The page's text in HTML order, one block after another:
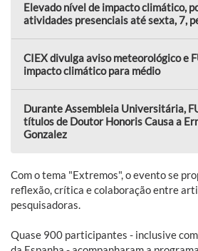
Elevado nível de impacto climático,
atividades presenciais até sexta, 7,
CIEX divulga aviso meteorológico e
impacto climático para médio
Durante Assembleia Universitária,
títulos de Doutor Honoris Causa a
Gonzalez
Com o tema "Extremos", o evento se
reflexão, crítica e colaboração entre
pesquisadoras.
Quase 900 participantes - inclusive